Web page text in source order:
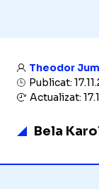
Theodor
Publicat:
Actualizat:
Bela